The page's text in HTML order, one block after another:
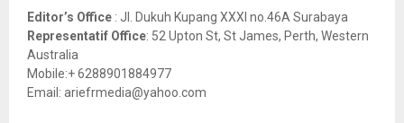
Editor’s Office : Jl. Dukuh Kupang XXXI no.46A Surabaya
Representatif Office: 52 Upton St, St James, Perth, Western
Australia
Mobile:+ 6288901884977
Email: ariefrmedia@yahoo.com